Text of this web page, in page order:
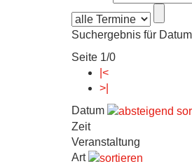
Suchergebnis für Datum
Seite 1/0
|<
>|
Datum
Zeit
Veranstaltung
Art